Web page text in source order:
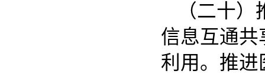
（二十
信息互通
利用。推进